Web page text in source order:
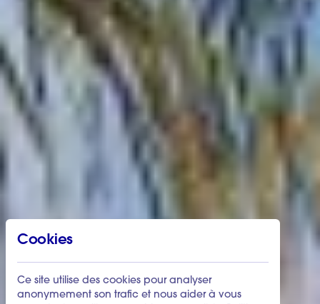
Cookies
Ce site utilise des cookies pour analyser
anonymement son trafic et nous aider à vous